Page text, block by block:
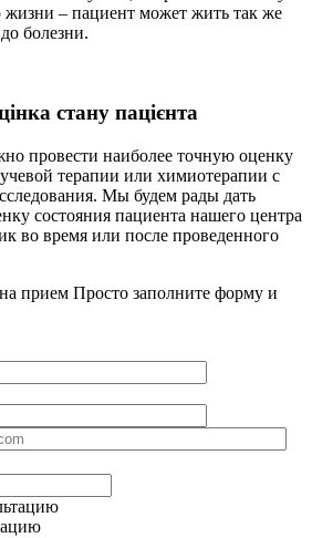
жизни – пациент может жить так же
болезни.
стану пацієнта
провести наиболее точную оценку
терапии или химиотерапии с
Мы будем рады дать
состояния пациента нашего центра
во время или после проведенного
прием Просто заполните форму и